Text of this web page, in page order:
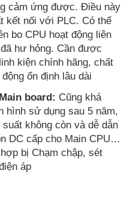
cảm ứng được. Điều này
kết nối với PLC. Có thể
bo CPU hoạt động liên
hư hỏng. Cần được
kiện chính hãng, chất
ổn định lâu dài
board: Cũng khá
hình sử dụng sau 5 năm,
không còn và dễ dẫn
DC cấp cho Main CPU…
bị Chạm chập, sét
áp